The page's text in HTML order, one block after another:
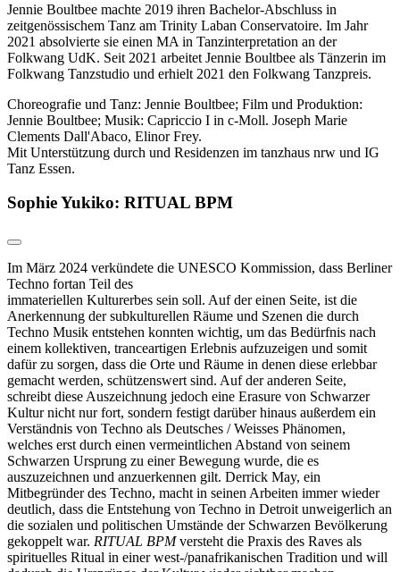
Jennie Boultbee machte 2019 ihren Bachelor-Abschluss in
zeitgenössischem Tanz am Trinity Laban Conservatoire. Im Jahr
2021 absolvierte sie einen MA in Tanzinterpretation an der
Folkwang UdK. Seit 2021 arbeitet Jennie Boultbee als Tänzerin im
Folkwang Tanzstudio und erhielt 2021 den Folkwang Tanzpreis.
Choreografie und Tanz: Jennie Boultbee; Film und Produktion:
Jennie Boultbee; Musik: Capriccio I in c-Moll. Joseph Marie
Clements Dall'Abaco, Elinor Frey.
Mit Unterstützung durch und Residenzen im tanzhaus nrw und IG
Tanz Essen.
Sophie Yukiko: RITUAL BPM
Im März 2024 verkündete die UNESCO Kommission, dass Berliner
Techno fortan Teil des
immateriellen Kulturerbes sein soll. Auf der einen Seite, ist die
Anerkennung der subkulturellen Räume und Szenen die durch
Techno Musik entstehen konnten wichtig, um das Bedürfnis nach
einem kollektiven, tranceartigen Erlebnis aufzuzeigen und somit
dafür zu sorgen, dass die Orte und Räume in denen diese erlebbar
gemacht werden, schützenswert sind. Auf der anderen Seite,
schreibt diese Auszeichnung jedoch eine Erasure von Schwarzer
Kultur nicht nur fort, sondern festigt darüber hinaus außerdem ein
Verständnis von Techno als Deutsches / Weisses Phänomen,
welches erst durch einen vermeintlichen Abstand von seinem
Schwarzen Ursprung zu einer Bewegung wurde, die es
auszuzeichnen und anzuerkennen gilt. Derrick May, ein
Mitbegründer des Techno, macht in seinen Arbeiten immer wieder
deutlich, dass die Entstehung von Techno in Detroit unweigerlich an
die sozialen und politischen Umstände der Schwarzen Bevölkerung
gekoppelt war. RITUAL BPMversteht die Praxis des Raves als
spirituelles Ritual in einer west-/panafrikanischen Tradition und will